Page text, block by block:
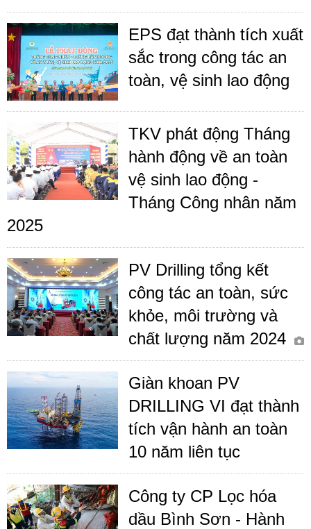
EPS đạt thành tích xuất
sắc trong công tác an
toàn, vệ sinh lao động
TKV phát động Tháng
hành động về an toàn
vệ sinh lao động -
Tháng Công nhân năm
2025
PV Drilling tổng kết
công tác an toàn, sức
khỏe, môi trường và
chất lượng năm 2024
Giàn khoan PV
DRILLING VI đạt thành
tích vận hành an toàn
10 năm liên tục
Công ty CP Lọc hóa
dầu Bình Sơn - Hành